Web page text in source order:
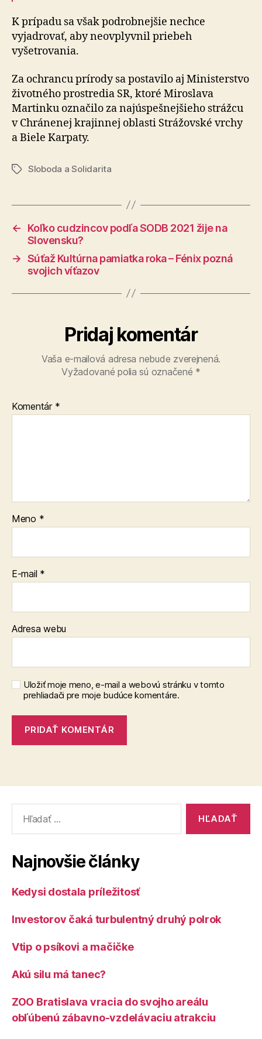
K prípadu sa však podrobnejšie nechce
vyjadrovať, aby neovplyvnil priebeh
vyšetrovania.
Za ochrancu prírody sa postavilo aj Ministerstvo
životného prostredia SR, ktoré Miroslava
Martinku označilo za najúspešnejšieho strážcu
v Chránenej krajinnej oblasti Strážovské vrchy
a Biele Karpaty.
ZnačkySloboda a Solidarita
←
Koľko cudzincov podľa SODB 2021 žije na
Slovensku?
→ Súťaž Kultúrna pamiatka roka – Fénix pozná
svojich víťazov
Pridaj komentár
Vaša e-mailová adresa nebude zverejnená.
Vyžadované polia sú označené *
Komentár *
Meno *
E-mail *
Adresa webu
Uložiť moje meno, e-mail a webovú stránku v tomto
prehliadači pre moje budúce komentáre.
Najnovšie články
Kedysi dostala príležitosť
Investorov čaká turbulentný druhý polrok
Vtip o psíkovi a mačičke
Akú silu má tanec?
ZOO Bratislava vracia do svojho areálu
obľúbenú zábavno-vzdelávaciu atrakciu